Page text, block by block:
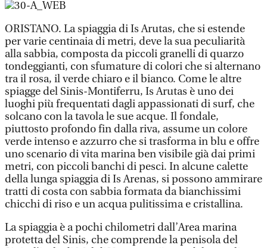
ORISTANO. La spiaggia di Is Arutas, che si estende
per varie centinaia di metri, deve la sua peculiarità
alla sabbia, composta da piccoli granelli di quarzo
tondeggianti, con sfumature di colori che si alternano
tra il rosa, il verde chiaro e il bianco. Come le altre
spiagge del Sinis-Montiferru, Is Arutas è uno dei
luoghi più frequentati dagli appassionati di surf, che
solcano con la tavola le sue acque. Il fondale,
piuttosto profondo fin dalla riva, assume un colore
verde intenso e azzurro che si trasforma in blu e offre
uno scenario di vita marina ben visibile già dai primi
metri, con piccoli banchi di pesci. In alcune calette
della lunga spiaggia di Is Arenas, si possono ammirare
tratti di costa con sabbia formata da bianchissimi
chicchi di riso e un acqua pulitissima e cristallina.
La spiaggia è a pochi chilometri dall’Area marina
protetta del Sinis, che comprende la penisola del